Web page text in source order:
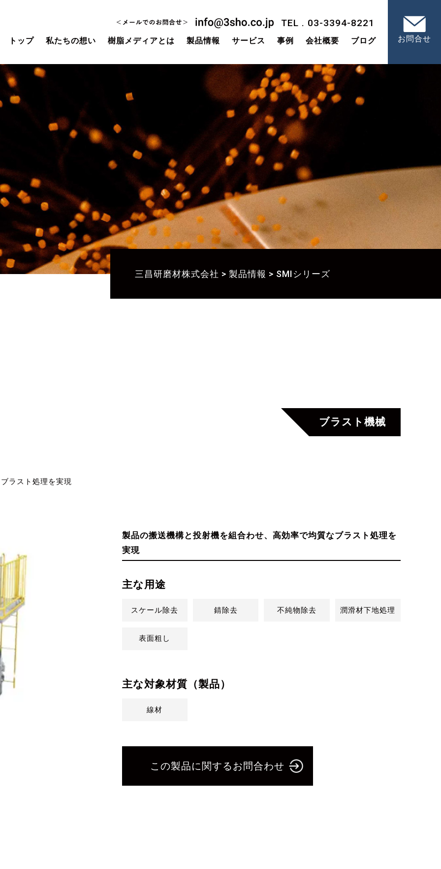
TEL . 03-3394-8221
トップ 私たちの想い 樹脂メディアとは 製品情報 サービス 事例 会社概要 ブログ お問合せ
三昌研磨材株式会社 > 製品情報 > SMIシリーズ
ブラスト機械
ラスト処理を実現
製品の搬送機構と投射機を組合わせ、高効率で均質なブラスト処理を
実現
主な用途
スケール除去 錆除去 不純物除去 潤滑材下地処理
表面粗し
主な対象材質（製品）
線材
この製品に関するお問合わせ